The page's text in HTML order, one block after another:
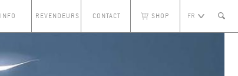
INFO REVENDEURS CONTACT SHOP FR